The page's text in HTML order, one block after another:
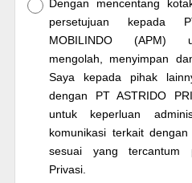
Dengan mencentang
persetujuan kepada
MOBILINDO (APM)
mengolah, menyimpan
Saya kepada pihak
dengan PT ASTRIDO
untuk keperluan
komunikasi terkait
sesuai yang tercantum
Privasi.